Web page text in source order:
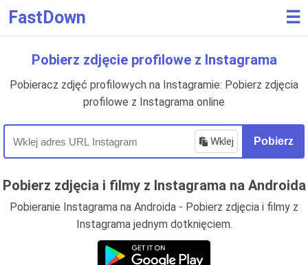
FastDown ☰
Pobierz zdjęcie profilowe z Instagrama
Pobieracz zdjęć profilowych na Instagramie: Pobierz zdjęcia
profilowe z Instagrama online
Wklej Pobierz
Pobierz zdjęcia i filmy z Instagrama na Androida
Pobieranie Instagrama na Androida - Pobierz zdjęcia i filmy z
Instagrama jednym dotknięciem.